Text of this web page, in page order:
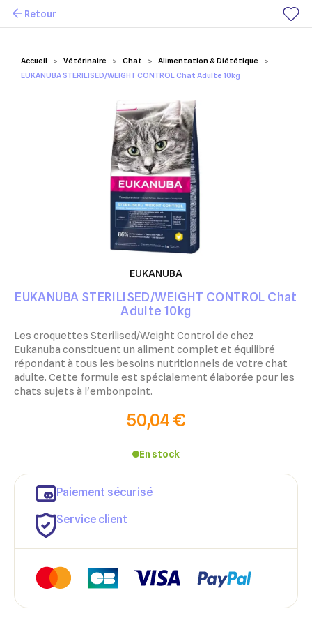
Mes favoris
Accueil Vétérinaire Chat
Alimentation & Diététique
EUKANUBA STERILISED/WEIGHT CONTROL Chat Adulte 10kg
Retour
EUKANUBA
EUKANUBA STERILISED/WEIGHT CONTROL Chat
Adulte 10kg
Les croquettes Sterilised/Weight Control de chez
Eukanuba constituent un aliment complet et équilibré
répondant à tous les besoins nutritionnels de votre chat
adulte. Cette formule est spécialement élaborée pour les
chats sujets à l'embonpoint.
50,04 €
En stock
Paiement sécurisé
Service client